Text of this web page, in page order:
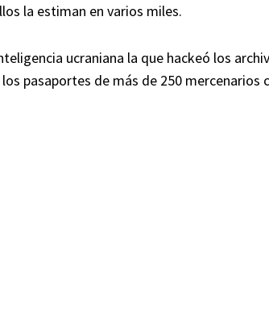
la estiman en varios miles.
ucraniana la que hackeó los
pasaportes de más de 250 mercenarios